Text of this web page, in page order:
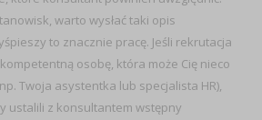
warto wysłać taki opis
to znacznie pracę. Jeśli rekrutacja
osobę, która może Cię nieco
Twoja asystentka lub specjalista HR),
ustalili z konsultantem wstępny